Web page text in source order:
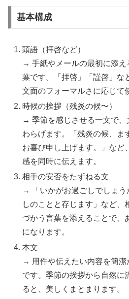
基本構成
頭語（拝啓など）
→ 手紙やメールの最初に添え
葉です。「拝啓」「謹啓」な
文面のフォーマルさに応じて
時候の挨拶（残炎の候〜）
→ 季節を感じさせる一文で、
わらげます。「残炎の候、ま
お喜び申し上げます。」など
感を同時に伝えます。
相手の安否をたずねる文
→ 「いかがお過ごしでしょう
しのことと存じます」など、
づかう言葉を添えることで、
になります。
本文
→ 用件や伝えたい内容を簡潔
です。季節の挨拶から自然に
ると、美しくまとまります。